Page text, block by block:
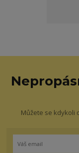
Můžete se kdykoli